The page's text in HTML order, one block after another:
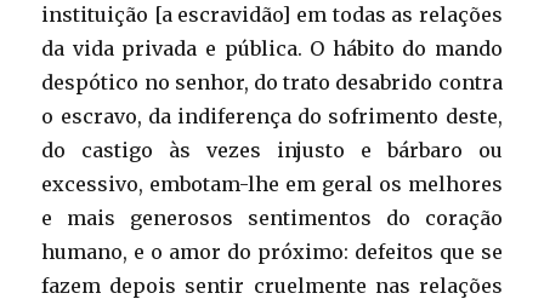
instituição [a escravidão] em todas as relações
da vida privada e pública. O hábito do mando
despótico no senhor, do trato desabrido contra
o escravo, da indiferença do sofrimento deste,
do castigo às vezes injusto e bárbaro ou
excessivo, embotam-lhe em geral os melhores
e mais generosos sentimentos do coração
humano, e o amor do próximo: defeitos que se
fazem depois sentir cruelmente nas relações